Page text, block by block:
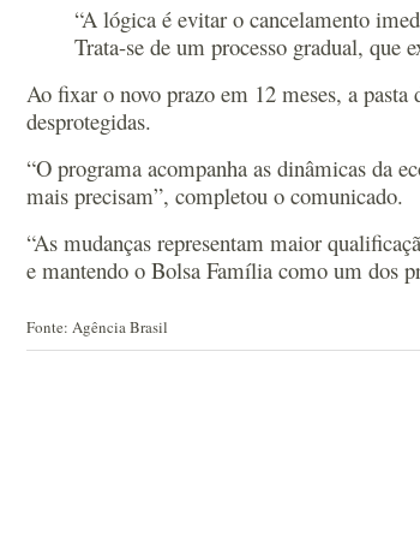
“A lógica é evitar o cancelamento
Trata-se de um processo gradual, que
Ao fixar o novo prazo em 12 meses, a
desprotegidas.
“O programa acompanha as dinâmicas da
mais precisam”, completou o comunicado.
“As mudanças representam maior
e mantendo o Bolsa Família como um dos
Fonte: Agência Brasil